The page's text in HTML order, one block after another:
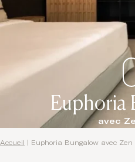
Euphoria
avec
Accueil Euphoria Bungalow avec Zen